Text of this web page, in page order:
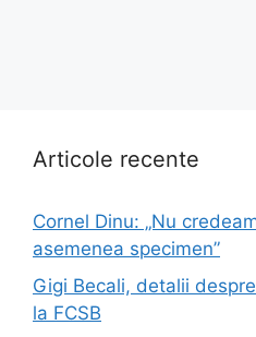
Articole recente
Cornel Dinu: „Nu
asemenea specimen”
Gigi Becali, detalii
la FCSB